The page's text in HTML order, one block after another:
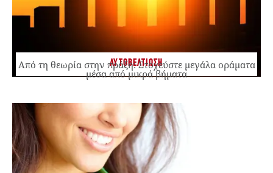
ΑΥΤΟΒΕΛΤΙΩΣΗ
Από τη θεωρία στην πράξη: Στοχεύστε μεγάλα οράματα
μέσα από μικρά βήματα